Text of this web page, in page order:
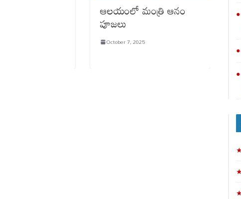
ఆల‌యంలో మంత్రి ఆనం
పూజ‌లు
October 7, 2025